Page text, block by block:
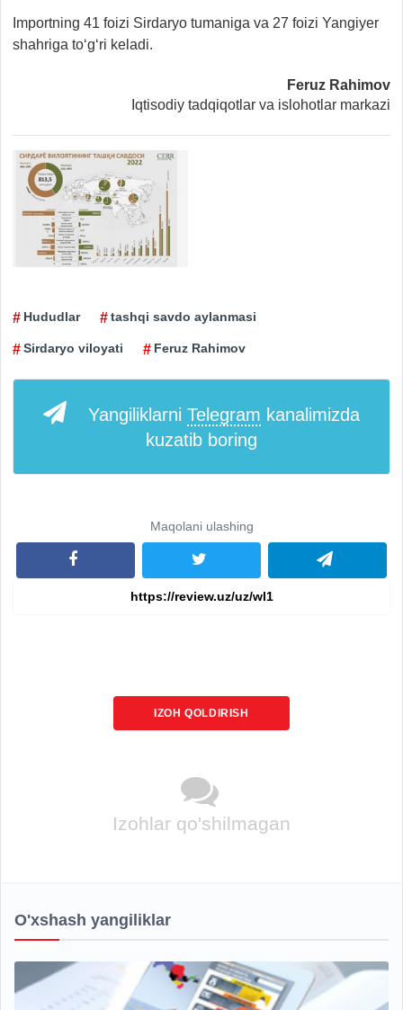
Importning 41 foizi Sirdaryo tumaniga va 27 foizi Yangiyer
shahriga to‘g‘ri keladi.
Feruz Rahimov
Iqtisodiy tadqiqotlar va islohotlar markazi
Hududlar tashqi savdo aylanmasi
Sirdaryo viloyati Feruz Rahimov
Yangiliklarni Telegram kanalimizda
kuzatib boring
Maqolani ulashing
IZOH QOLDIRISH
Izohlar qo'shilmagan
O'xshash yangiliklar